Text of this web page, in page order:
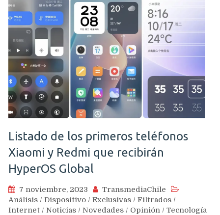
Listado de los primeros teléfonos
Xiaomi y Redmi que recibirán
HyperOS Global
7 noviembre, 2023
TransmediaChile
Análisis / Dispositivo / Exclusivas / Filtrados /
Internet / Noticias / Novedades / Opinión / Tecnología